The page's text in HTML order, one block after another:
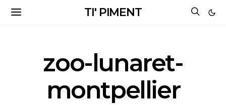
TI' PIMENT
zoo-lunaret-
montpellier